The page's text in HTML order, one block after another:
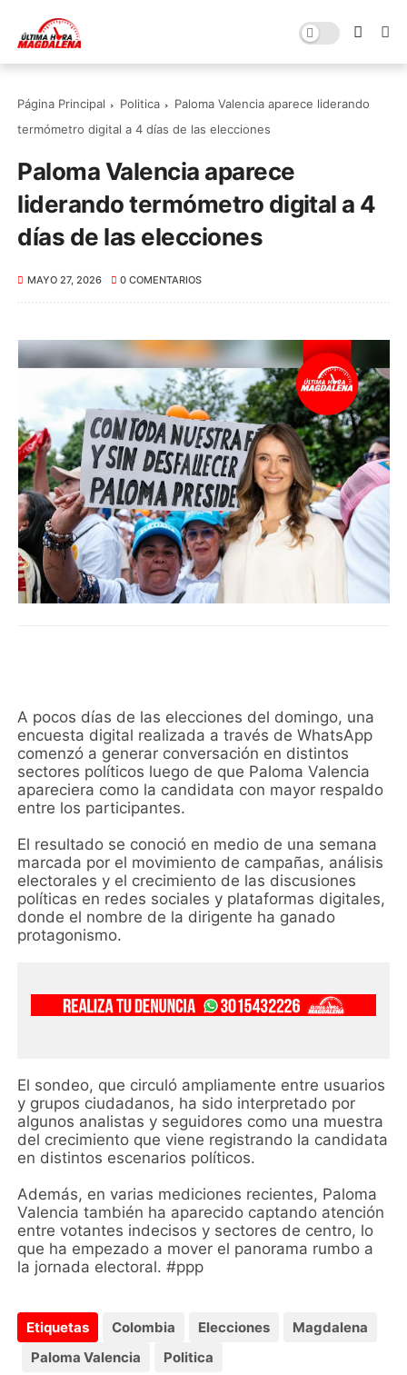
Página Principal Politica
Paloma Valencia aparece liderando
termómetro digital a 4 días de las elecciones
Paloma Valencia aparece
liderando termómetro digital a 4
días de las elecciones
MAYO 27, 2026 0 COMENTARIOS
A pocos días de las elecciones del domingo, una
encuesta digital realizada a través de WhatsApp
comenzó a generar conversación en distintos
sectores políticos luego de que Paloma Valencia
apareciera como la candidata con mayor respaldo
entre los participantes.
El resultado se conoció en medio de una semana
marcada por el movimiento de campañas, análisis
electorales y el crecimiento de las discusiones
políticas en redes sociales y plataformas digitales,
donde el nombre de la dirigente ha ganado
protagonismo.
El sondeo, que circuló ampliamente entre usuarios
y grupos ciudadanos, ha sido interpretado por
algunos analistas y seguidores como una muestra
del crecimiento que viene registrando la candidata
en distintos escenarios políticos.
Además, en varias mediciones recientes, Paloma
Valencia también ha aparecido captando atención
entre votantes indecisos y sectores de centro, lo
que ha empezado a mover el panorama rumbo a
la jornada electoral. #ppp
Etiquetas Colombia Elecciones
Magdalena
Paloma Valencia
Politica